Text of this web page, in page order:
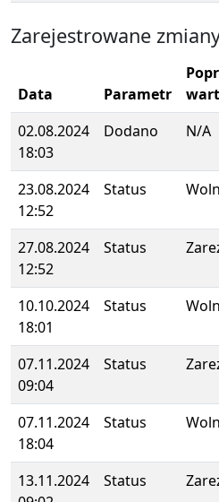
Zarejestrowane
Data Parametr
02.08.2024
18:03
Dodano N/A
23.08.2024
12:52
Status
27.08.2024
12:52
Status
10.10.2024
18:01
Status
07.11.2024
09:04
Status
07.11.2024
18:04
Status
13.11.2024
Status